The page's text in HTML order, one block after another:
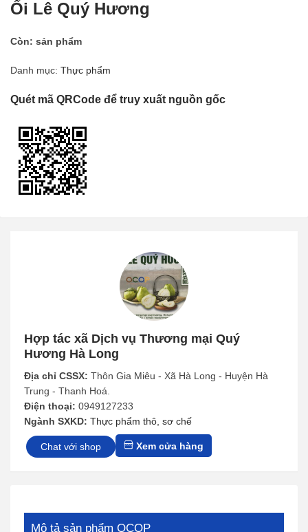
Ổi Lê Quý Hương
Còn: sản phẩm
Danh mục: Thực phẩm
Quét mã QRCode để truy xuất nguồn gốc
Hợp tác xã Dịch vụ Thương mại Quý
Hương Hà Long
Địa chỉ CSSX: Thôn Gia Miêu - Xã Hà Long - Huyện Hà
Trung - Thanh Hoá.
Điện thoại: 0949127233
Ngành SXKD: Thực phẩm thô, sơ chế
Chat với shop Xem cửa hàng
Mô tả sản phẩm OCOP